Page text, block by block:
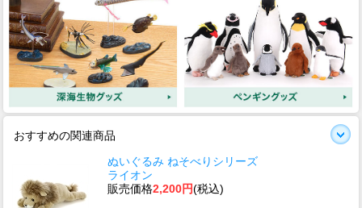
おすすめの関連商品
ぬいぐるみ ねそべりシリーズ
ライオン
販売価格2,200円(税込)